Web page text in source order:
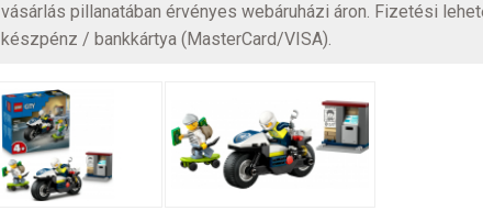
vásárlás pillanatában érvényes webáruházi áron. Fizetési
készpénz / bankkártya (MasterCard/VISA).